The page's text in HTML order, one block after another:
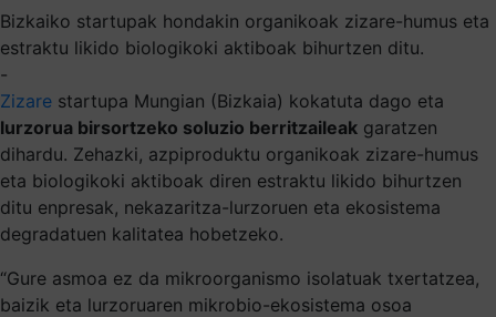
Bizkaiko startupak hondakin organikoak zizare-humus eta
estraktu likido biologikoki aktiboak bihurtzen ditu.
-
Zizare startupa Mungian (Bizkaia) kokatuta dago eta
lurzorua birsortzeko soluzio berritzaileak garatzen
dihardu. Zehazki, azpiproduktu organikoak zizare-humus
eta biologikoki aktiboak diren estraktu likido bihurtzen
ditu enpresak, nekazaritza-lurzoruen eta ekosistema
degradatuen kalitatea hobetzeko.
“Gure asmoa ez da mikroorganismo isolatuak txertatzea,
baizik eta lurzoruaren mikrobio-ekosistema osoa